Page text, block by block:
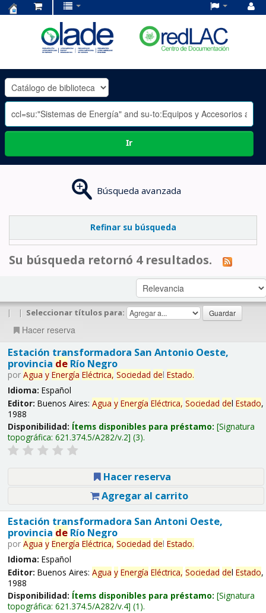
OLADE
-
Ir
Búsqueda avanzada
Refinar su búsqueda
Su búsqueda retornó 4 resultados.
| | Seleccionar títulos para:
Hacer reserva
Estación transformadora San Antonio Oeste,
provincia deRío Negro
por Agua y Energía Eléctrica, Sociedad del Estado.
Idioma: Español
Editor: Buenos Aires: Agua y Energía Eléctrica, Sociedad del Estado,
1988
Disponibilidad: Ítems disponibles para préstamo: Signatura
topográfica: 621.374.5/A282/v.2 (3).
Hacer reserva
Agregar al carrito
Estación transformadora San Antoni Oeste,
provincia deRío Negro
por Agua y Energía Eléctrica, Sociedad del Estado.
Idioma: Español
Editor: Buenos Aires: Agua y Energía Eléctrica, Sociedad del Estado,
1988
Disponibilidad: Ítems disponibles para préstamo: Signatura
topográfica: 621.374.5/A282/v.4 (1).